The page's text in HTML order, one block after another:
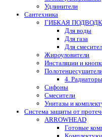
Удлинители
Сантехника
ГИБКАЯ
Для воды
Для газа
Для
Жироуловители
Инсталяции и
4.
Сифоны
Смесители
Унитазы и
Система защиты от
ARROWHEAD
Готовые